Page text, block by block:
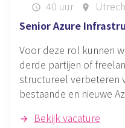
schedule 40 uur place
Senior Azure
Voor deze rol kunnen
derde partijen of
structureel verbeteren
bestaande en nieuwe
Bekijk vacature